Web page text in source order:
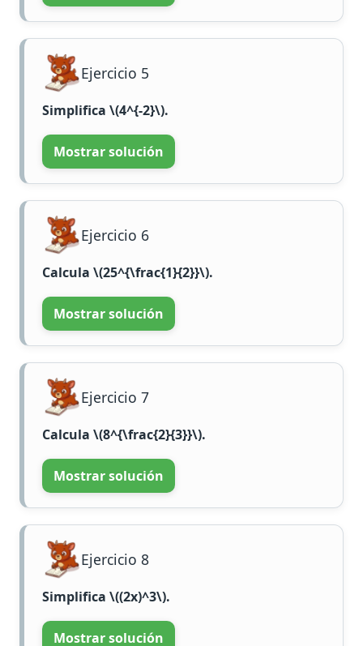
Ejercicio 5
Simplifica \(4^{-2}\).
Mostrar solución
Ejercicio 6
Calcula \(25^{\frac{1}{2}}\).
Mostrar solución
Ejercicio 7
Calcula \(8^{\frac{2}{3}}\).
Mostrar solución
Ejercicio 8
Simplifica \((2x)^3\).
Mostrar solución